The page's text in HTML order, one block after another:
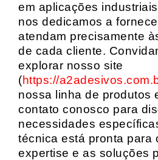
em aplicações
nos dedicamos a
atendam precisamente
de cada cliente.
explorar nosso site
(https://
nossa linha de produtos
contato conosco para
necessidades
técnica está pronta para
expertise e as soluções